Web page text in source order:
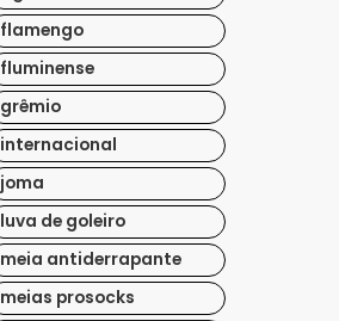
flamengo
fluminense
grêmio
internacional
joma
luva de goleiro
meia antiderrapante
meias prosocks